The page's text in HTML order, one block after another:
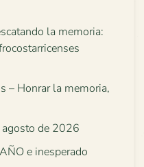
la memoria:
– Honrar la memoria,
agosto de 2026
e inesperado